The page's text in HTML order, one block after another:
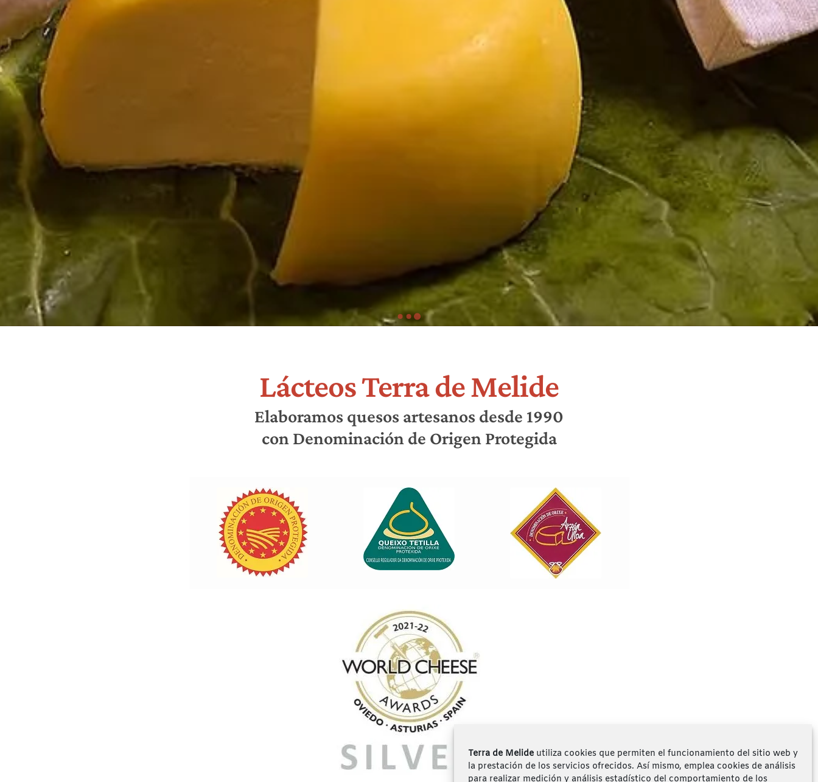
Terra de Melide utiliza cookies que permiten el funcionamiento del sitio web y
la prestación de los servicios ofrecidos. Así mismo, emplea cookies de análisis
para realizar medición y análisis estadístico del comportamiento de los
Lácteos Terra de Melide
Elaboramos quesos artesanos desde 1990
con Denominación de Origen Protegida